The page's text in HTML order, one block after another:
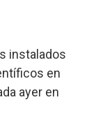
instalados
en
ayer en